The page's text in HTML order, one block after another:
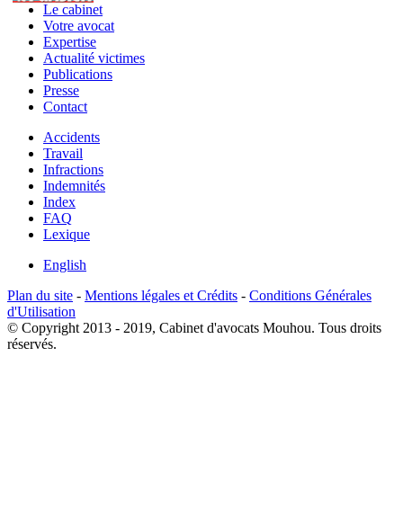
Le cabinet
Votre avocat
Expertise
Actualité victimes
Publications
Presse
Contact
Accidents
Travail
Infractions
Indemnités
Index
FAQ
Lexique
English
Plan du site - Mentions légales et Crédits - Conditions Générales
d'Utilisation
© Copyright 2013 - 2019, Cabinet d'avocats Mouhou. Tous droits
réservés.